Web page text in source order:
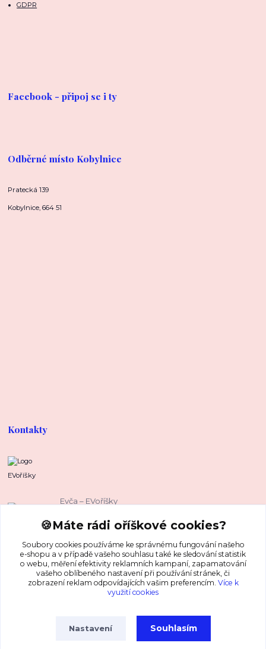
GDPR
Facebook - připoj se i ty
Odběrné místo Kobylnice
Pratecká 139
Kobylnice, 664 51
Kontakty
EVoříšky
Evča – EVoříšky
(Po-Pá, 8-16 hod.)
evca@evorisky.cz
Copyright © EVoříšky® 2026 Všechna práva vyhrazena
🍪Máte rádi oříškové cookies?
Soubory cookies používáme ke správnému fungování našeho
e-shopu a v případě vašeho souhlasu také ke sledování statistik
o webu, měření efektivity reklamních kampaní, zapamatování
vašeho oblíbeného nastavení při používání stránek, či
zobrazení reklam odpovídajících vašim preferencím. Více k
využití cookies
Nastavení Souhlasím